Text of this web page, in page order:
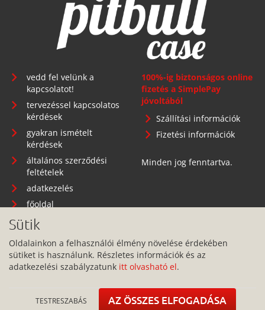
vedd fel velünk a
kapcsolatot!
tervezéssel kapcsolatos
kérdések
gyakran ismételt
kérdések
általános szerződési
feltételek
adatkezelés
főoldal
100%-ig biztonságos online
fizetés a SimplePay
jóvoltából
Szállítási információk
Fizetési információk
Minden jog fenntartva.
Telephely: 1134 Budapest, Angyalföldi út 25.
info@pitbullcase.hu
+36706364305
Sütik
Oldalainkon a felhasználói élmény növelése érdekében
sütiket is használunk. Részletes információk és az
adatkezelési szabályzatunk itt olvasható el.
TESTRESZABÁS AZ ÖSSZES ELFOGADÁSA